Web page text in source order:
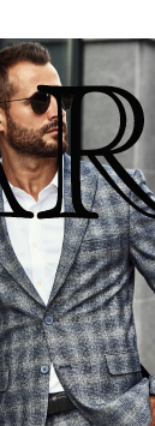
одежды